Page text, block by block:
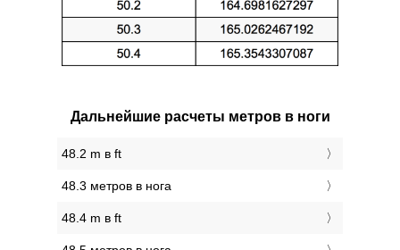
Дальнейшие расчеты метров в ноги
48.2 m в ft
48.3 метров в нога
48.4 m в ft